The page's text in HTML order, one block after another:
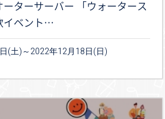
ーターサーバー 「ウォータース
イベント…
(土)～2022年12月18日(日)